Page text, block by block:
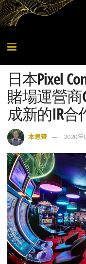
日本Pixel
賭場運營商
成新的IR合
本思齊 2020年